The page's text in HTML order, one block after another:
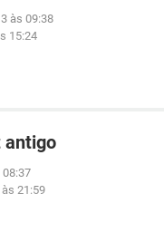
às 09:38
15:24
antigo
08:37
21:59